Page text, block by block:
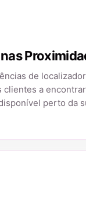
de
clientes a
perto da